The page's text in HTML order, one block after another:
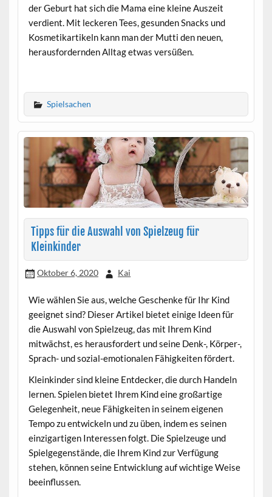
der Geburt hat sich die Mama eine kleine Auszeit
verdient. Mit leckeren Tees, gesunden Snacks und
Kosmetikartikeln kann man der Mutti den neuen,
herausfordernden Alltag etwas versüßen.
Spielsachen
Tipps für die Auswahl von Spielzeug für
Kleinkinder
Oktober 6, 2020 Kai
Wie wählen Sie aus, welche Geschenke für Ihr Kind
geeignet sind? Dieser Artikel bietet einige Ideen für
die Auswahl von Spielzeug, das mit Ihrem Kind
mitwächst, es herausfordert und seine Denk-, Körper-,
Sprach- und sozial-emotionalen Fähigkeiten fördert.
Kleinkinder sind kleine Entdecker, die durch Handeln
lernen. Spielen bietet Ihrem Kind eine großartige
Gelegenheit, neue Fähigkeiten in seinem eigenen
Tempo zu entwickeln und zu üben, indem es seinen
einzigartigen Interessen folgt. Die Spielzeuge und
Spielgegenstände, die Ihrem Kind zur Verfügung
stehen, können seine Entwicklung auf wichtige Weise
beeinflussen.